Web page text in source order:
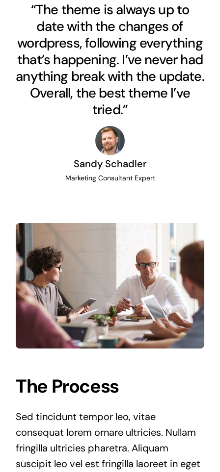
“The theme is always up to
date with the changes of
wordpress, following everything
that’s happening. I’ve never had
anything break with the update.
Overall, the best theme I’ve
tried.”
Sandy Schadler
Marketing Consultant Expert
The Process
Sed tincidunt tempor leo, vitae
consequat lorem ornare ultricies. Nullam
fringilla ultricies pharetra. Aliquam
suscipit leo vel est fringilla laoreet in eget